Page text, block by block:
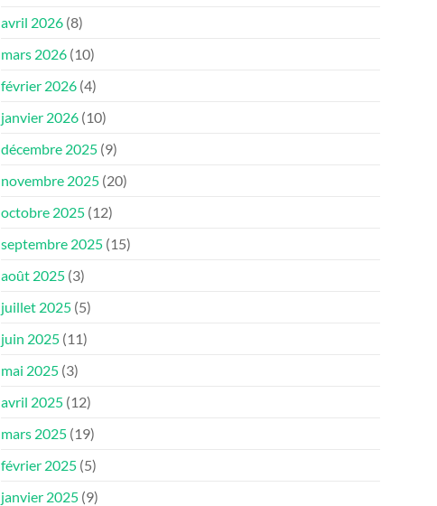
avril 2026 (8)
mars 2026 (10)
février 2026 (4)
janvier 2026 (10)
décembre 2025 (9)
novembre 2025 (20)
octobre 2025 (12)
septembre 2025 (15)
août 2025 (3)
juillet 2025 (5)
juin 2025 (11)
mai 2025 (3)
avril 2025 (12)
mars 2025 (19)
février 2025 (5)
janvier 2025 (9)